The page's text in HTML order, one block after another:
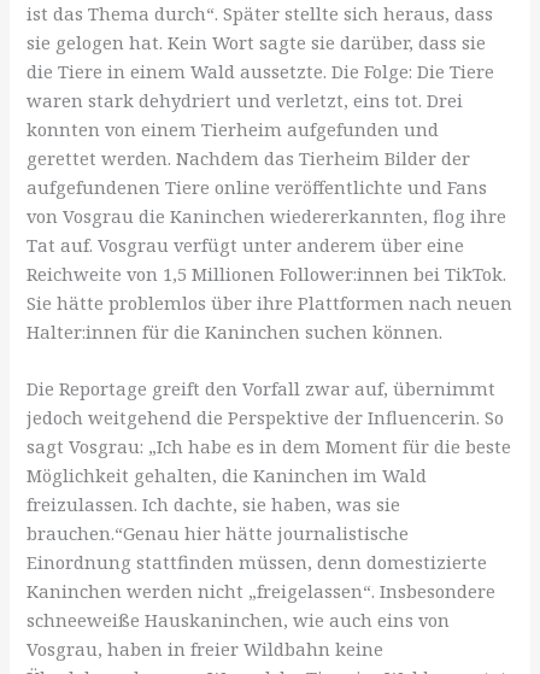
ist das Thema durch“. Später stellte sich heraus, dass
sie gelogen hat. Kein Wort sagte sie darüber, dass sie
die Tiere in einem Wald aussetzte. Die Folge: Die Tiere
waren stark dehydriert und verletzt, eins tot. Drei
konnten von einem Tierheim aufgefunden und
gerettet werden. Nachdem das Tierheim Bilder der
aufgefundenen Tiere online veröffentlichte und Fans
von Vosgrau die Kaninchen wiedererkannten, flog ihre
Tat auf. Vosgrau verfügt unter anderem über eine
Reichweite von 1,5 Millionen Follower:innen bei TikTok.
Sie hätte problemlos über ihre Plattformen nach neuen
Halter:innen für die Kaninchen suchen können.
Die Reportage greift den Vorfall zwar auf, übernimmt
jedoch weitgehend die Perspektive der Influencerin. So
sagt Vosgrau: „Ich habe es in dem Moment für die beste
Möglichkeit gehalten, die Kaninchen im Wald
freizulassen. Ich dachte, sie haben, was sie
brauchen.“Genau hier hätte journalistische
Einordnung stattfinden müssen, denn domestizierte
Kaninchen werden nicht „freigelassen“. Insbesondere
schneeweiße Hauskaninchen, wie auch eins von
Vosgrau, haben in freier Wildbahn keine